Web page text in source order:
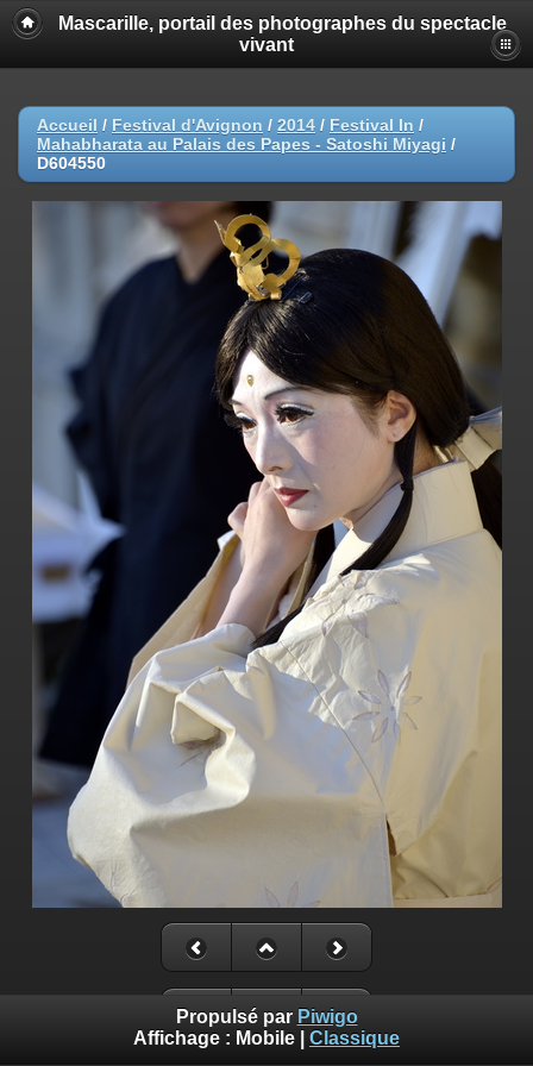
Mascarille, portail des photographes du spectacle
vivant
Accueil / Festival d'Avignon / 2014 / Festival In /
Mahabharata au Palais des Papes - Satoshi Miyagi /
D604550
Propulsé par Piwigo
Affichage : Mobile Classique